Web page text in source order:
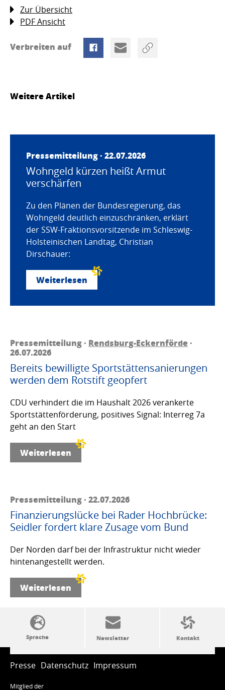
Zur Übersicht
PDF Ansicht
Verbreiten auf
Weitere Artikel
Pressemitteilung · 22.07.2026
Wohngeld kürzen heißt Armut
verschärfen
Zu den Plänen der Bundesregierung, das
Wohngeld deutlich einzuschränken, erklärt
der SSW-Fraktionsvorsitzende im Schleswig-
Holsteinischen Landtag, Christian
Dirschauer:
Weiterlesen
Pressemitteilung · Rendsburg-Eckernförde·
26.07.2026
Bereits bewilligte Sportstättensanierungen
werden dem Rotstift geopfert
CDU verhindert die im Haushalt 2026 verankerte
Sportstättenförderung, positives Signal: Interreg 7a
geht an den Start
Weiterlesen
Pressemitteilung · 22.07.2026
Finanzierungslücke bei Rader Hochbrücke:
Seidler fordert klare Zusage vom Bund
Der Norden darf bei der Infrastruktur nicht wieder
hintenangestellt werden.
Weiterlesen
SSW-Politik von A bis Z
Presse Datenschutz Impressum
Mitglied der